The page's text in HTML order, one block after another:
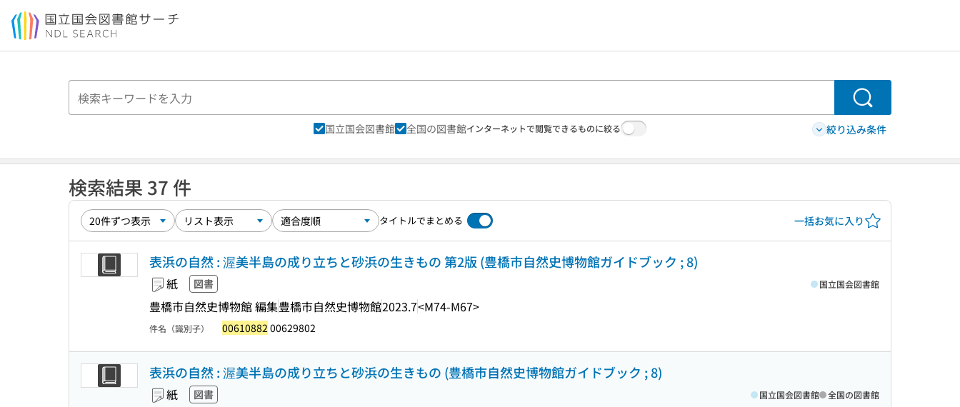
本文へ移動
検索
国立国会図書館 全国の図書館インターネットで閲覧できるものに絞る 絞り込み条件
検索結果 37 件
タイトルでまとめる 一括お気に入り
表浜の自然 : 渥美半島の成り立ちと砂浜の生きもの 第2版 (豊橋市自然史博物館ガイドブック ; 8)
紙 図書
豊橋市自然史博物館 編集豊橋市自然史博物館2023.7<M74-M67>
国立国会図書館
件名（識別子） 00610882 00629802
表浜の自然 : 渥美半島の成り立ちと砂浜の生きもの (豊橋市自然史博物館ガイドブック ; 8)
紙 図書 国立国会図書館 全国の図書館